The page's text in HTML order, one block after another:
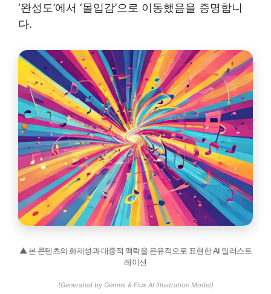
‘완성도’에서 ‘몰입감’으로 이동했음을 증명합니
다.
▲ 본 콘텐츠의 화제성과 대중적 맥락을 은유적으로 표현한 AI 일러스트
레이션
(Generated by Gemini & Flux AI Illustration Model)